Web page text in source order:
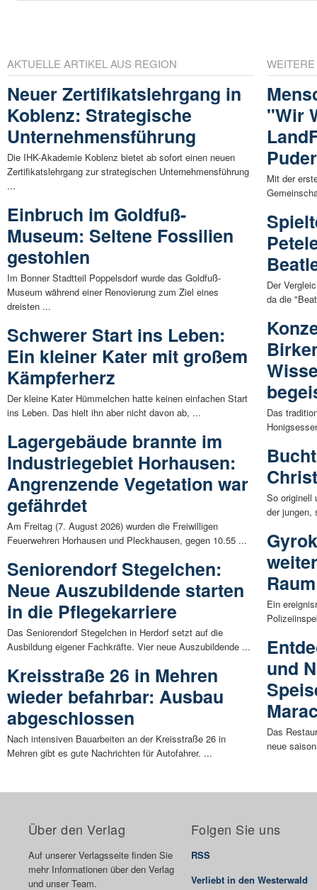
AKTUELLE ARTIKEL AUS REGION
Neuer Zertifikatslehrgang in
Koblenz: Strategische
Unternehmensführung
Die IHK-Akademie Koblenz bietet ab sofort einen neuen
Zertifikatslehrgang zur strategischen Unternehmensführung
...
Einbruch im Goldfuß-
Museum: Seltene Fossilien
gestohlen
Im Bonner Stadtteil Poppelsdorf wurde das Goldfuß-
Museum während einer Renovierung zum Ziel eines
dreisten ...
Schwerer Start ins Leben:
Ein kleiner Kater mit großem
Kämpferherz
Der kleine Kater Hümmelchen hatte keinen einfachen Start
ins Leben. Das hielt ihn aber nicht davon ab, ...
Lagergebäude brannte im
Industriegebiet Horhausen:
Angrenzende Vegetation war
gefährdet
Am Freitag (7. August 2026) wurden die Freiwilligen
Feuerwehren Horhausen und Pleckhausen, gegen 10.55 ...
Seniorendorf Stegelchen:
Neue Auszubildende starten
in die Pflegekarriere
Das Seniorendorf Stegelchen in Herdorf setzt auf die
Ausbildung eigener Fachkräfte. Vier neue Auszubildende ...
Kreisstraße 26 in Mehren
wieder befahrbar: Ausbau
abgeschlossen
Nach intensiven Bauarbeiten an der Kreisstraße 26 in
Mehren gibt es gute Nachrichten für Autofahrer. ...
"Wir
Mit der
Der
da die
Das
So originell
der jungen,
Ein
und
Das
neue
Über den Verlag
Auf unserer Verlagsseite finden Sie
mehr Informationen über den Verlag
und unser Team.
Folgen Sie uns
RSS
Verliebt in den Westerwald